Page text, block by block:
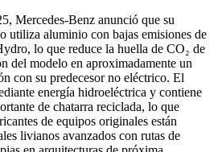
Mercedes-Benz anunció que su
utiliza aluminio con bajas emisiones de
lo que reduce la huella de CO₂ de
del modelo en aproximadamente un
con su predecesor no eléctrico. El
energía hidroeléctrica y contiene
de chatarra reciclada, lo que
de equipos originales están
livianos avanzados con rutas de